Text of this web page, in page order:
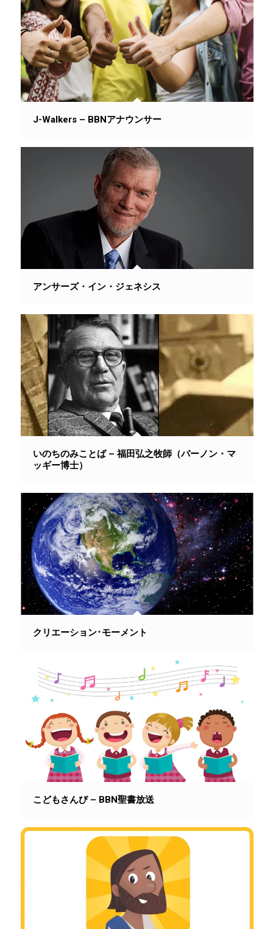
J-Walkers – BBNアナウンサー
アンサーズ・イン・ジェネシス
いのちのみことば – 福田弘之牧師（バーノン・マ
ッギー博士）
クリエーション･モーメント
こどもさんび – BBN聖書放送